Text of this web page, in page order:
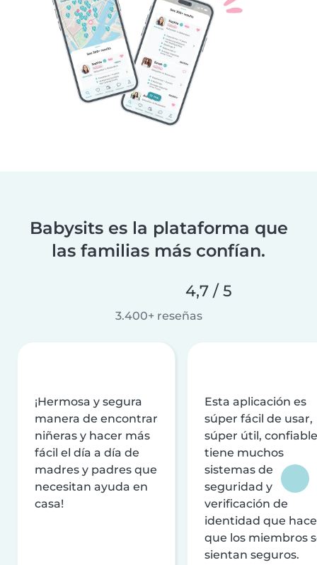
Babysits es la plataforma que
las familias más confían.
4,7 / 5
3.400+ reseñas
¡Hermosa y segura
manera de encontrar
niñeras y hacer más
fácil el día a día de
madres y padres que
necesitan ayuda en
casa!
Esta aplicación es
súper fácil de usar,
súper útil,
tiene muchos
sistemas de
seguridad y
verificación de
identidad que
que los miembros
sientan seguros.